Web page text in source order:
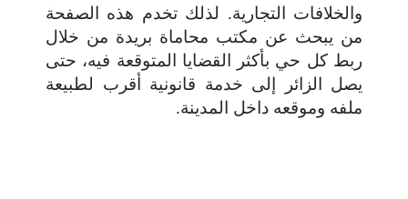
والخلافات التجارية. لذلك تخدم هذه الصفحة
من يبحث عن مكتب محاماة بريدة من خلال
ربط كل حي بأكثر القضايا المتوقعة فيه، حتى
يصل الزائر إلى خدمة قانونية أقرب لطبيعة
ملفه وموقعه داخل المدينة.